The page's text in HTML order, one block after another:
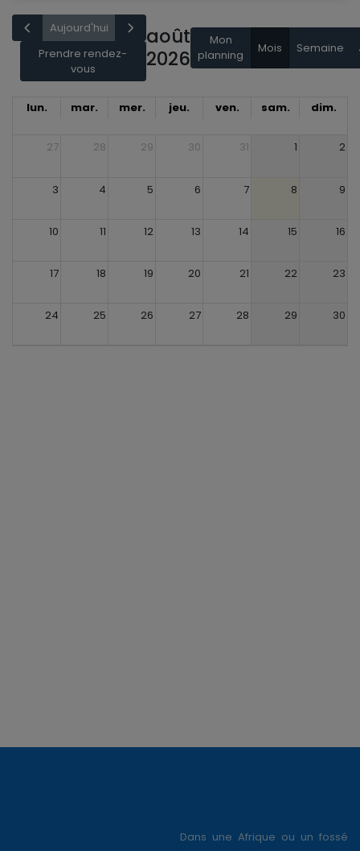
Aujourd'hui
Prendre rendez-
vous
août
2026
Mon
planning
Mois Semaine
lun. mar. mer. jeu. ven. sam. dim.
27 28 29 30 31 1 2
3 4 5 6 7 8 9
10 11 12 13 14 15 16
17 18 19 20 21 22 23
24 25 26 27 28 29 30
Dans une Afrique ou un fossé